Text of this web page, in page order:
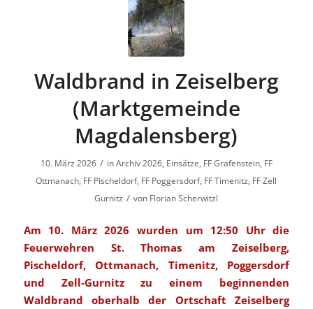
Waldbrand in Zeiselberg
(Marktgemeinde
Magdalensberg)
10. März 2026 / inArchiv 2026, Einsätze, FF Grafenstein, FF
Ottmanach, FF Pischeldorf, FF Poggersdorf, FF Timenitz, FF Zell
Gurnitz / von Florian Scherwitzl
Am 10. März 2026 wurden um 12:50 Uhr die
Feuerwehren St. Thomas am Zeiselberg,
Pischeldorf, Ottmanach, Timenitz, Poggersdorf
und Zell-Gurnitz zu einem beginnenden
Waldbrand oberhalb der Ortschaft Zeiselberg